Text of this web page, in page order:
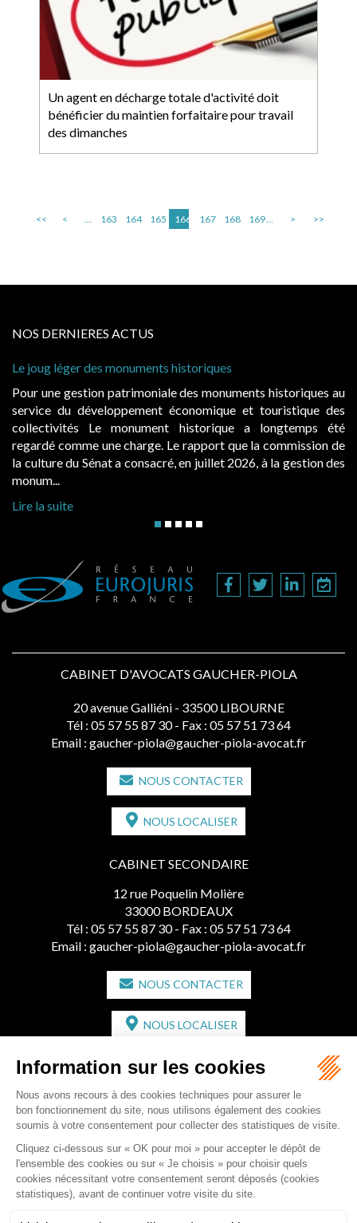
Un agent en décharge totale d'activité doit
bénéficier du maintien forfaitaire pour travail
des dimanches
<< < ... 163 164 165 166 167 168 169... > >>
NOS DERNIERES ACTUS
des monuments historiques
patrimoniale des monuments historiques au
développement économique et touristique des
Le monument historique a longtemps été
une charge. Le rapport que la commission de
Sénat a consacré, en juillet 2026, à la gestion des
Evocatrices
également
public, elles
CABINET D'AVOCATS GAUCHER-PIOLA
20 avenue Galliéni - 33500 LIBOURNE
Tél : 05 57 55 87 30 - Fax : 05 57 51 73 64
Email : gaucher-piola@gaucher-piola-avocat.fr
NOUS CONTACTER
NOUS LOCALISER
CABINET SECONDAIRE
12 rue Poquelin Molière
33000 BORDEAUX
Tél : 05 57 55 87 30 - Fax : 05 57 51 73 64
Email : gaucher-piola@gaucher-piola-avocat.fr
NOUS CONTACTER
NOUS LOCALISER
CABINET SECONDAIRE
2 bis Avenue de l'Europe
33350 ST MAGNE-DE-CASTILLON
Tél :05 57 55 87 30 - Fax : 05 57 51 73 64
Email :gaucher-piola@gaucher-piola-avocat.fr
NOUS CONTACTER